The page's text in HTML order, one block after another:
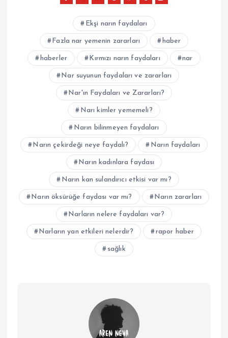
Ekşi narın faydaları
Fazla nar yemenin zararları haber
haberler Kırmızı narın faydaları nar
Nar suyunun faydaları ve zararları
Nar'ın Faydaları ve Zararları?
Narı kimler yememeli?
Narın bilinmeyen faydaları
Narın çekirdeği neye faydalı? Narın faydaları
Narın kadınlara faydası
Narın kan sulandırıcı etkisi var mı?
Narın öksürüğe faydası var mı? Narın zararları
Narların nelere faydaları var?
Narların yan etkileri nelerdir? rapor haber
sağlık